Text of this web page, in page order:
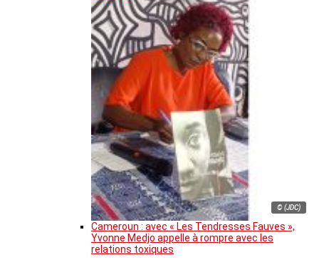
© (JDC)
Cameroun : avec « Les Tendresses Fauves »,
Yvonne Medjo appelle à rompre avec les
relations toxiques